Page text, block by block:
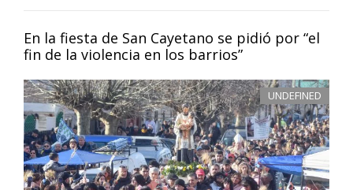
En la fiesta de San Cayetano se pidió por “el
fin de la violencia en los barrios”
UNDEFINED